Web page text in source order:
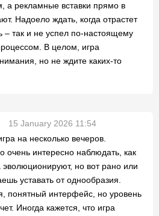
а рекламные вставки прямо в
Надоело ждать, когда отрастет
– так и не успел по-настоящему
В целом, игра
но не ждите каких-то
15 January 2026 11:54
на несколько вечеров.
очень интересно наблюдать, как
эволюционируют, но вот рано или
уставать от однообразия.
понятный интерфейс, но уровень
Иногда кажется, что игра